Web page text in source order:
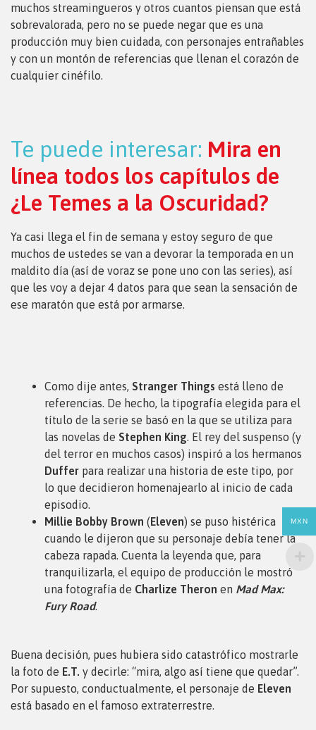
muchos streamingueros y otros cuantos piensan que está
sobrevalorada, pero no se puede negar que es una
producción muy bien cuidada, con personajes entrañables
y con un montón de referencias que llenan el corazón de
cualquier cinéfilo.
Te puede interesar: Mira en
línea todos los capítulos de
¿Le Temes a la Oscuridad?
Ya casi llega el fin de semana y estoy seguro de que
muchos de ustedes se van a devorar la temporada en un
maldito día (así de voraz se pone uno con las series), así
que les voy a dejar 4 datos para que sean la sensación de
ese maratón que está por armarse.
Como dije antes, Stranger Things está lleno de
referencias. De hecho, la tipografía elegida para el
título de la serie se basó en la que se utiliza para
las novelas de Stephen King. El rey del suspenso (y
del terror en muchos casos) inspiró a los hermanos
Duffer para realizar una historia de este tipo, por
lo que decidieron homenajearlo al inicio de cada
episodio.
Millie Bobby Brown (Eleven) se puso histérica
cuando le dijeron que su personaje debía tener la
cabeza rapada. Cuenta la leyenda que, para
tranquilizarla, el equipo de producción le mostró
una fotografía de Charlize Theron en Mad Max:
Fury Road.
Buena decisión, pues hubiera sido catastrófico mostrarle
la foto de E.T. y decirle: “mira, algo así tiene que quedar”.
Por supuesto, conductualmente, el personaje de Eleven
está basado en el famoso extraterrestre.
MXN